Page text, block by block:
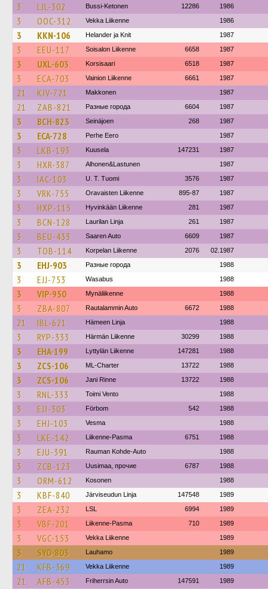
3 LJL-302 Bussi-Ketonen 12286 1986
3 OOC-312 Vekka Liikenne 1986
3 KKN-106 Helander ja Knit 1987
3 EEU-117 Soisalon Liikenne 6658 1987
3 UXL-603 Korsisaari 6518 1987
3 ECA-703 Vainion Liikenne 6661 1987
21 KJV-721 Makkonen 1987
21 ZAB-821 Разные города 6604 1987
3 BCH-823 Seinäjoen 268 1987
3 ECA-728 Perhe Eero 1987
3 LKB-193 Kuusela 147231 1987
3 HXR-387 Alhonen&Lastunen 1987
3 IAC-103 U. T. Tuomi 3576 1987
3 VRK-755 Oravaisten Liikenne 895-87 1987
3 HXP-115 Hyvinkään Liikenne 281 1987
3 BCN-128 Laurilan Linja 261 1987
3 BEU-433 Saaren Auto 6609 1987
3 TOB-114 Korpelan Liikenne 2076 02.1987
3 EHJ-903 Разные города 1988
3 EJJ-753 Wasabus 1988
3 VIP-950 Mynäliikenne 1988
3 ZBA-807 Rautalammin Auto 6672 1988
21 IBL-621 Hämeen Linja 1988
3 RYP-333 Härmän Liikenne 30299 1988
3 EHA-199 Lyttylän Liikenne 147281 1988
3 ZCS-106 ML-Charter 13722 1988
3 ZCS-106 Jani Rinne 13722 1988
3 RNL-333 Toimi Vento 1988
3 EJJ-303 Förbom 542 1988
3 EHJ-103 Vesma 1988
3 LKE-142 Liikenne-Pasma 6751 1988
3 EJU-391 Rauman Kohde-Auto 1988
3 ZCB-123 Uusimaa, прочие 6787 1988
3 ORM-612 Kosonen 1988
3 KBF-840 Järviseudun Linja 147548 1989
3 ZEA-232 LSL 6994 1989
3 VBF-201 Liikenne-Pasma 710 1989
3 VGC-153 Vekka Liikenne 1989
3 SYO-803 Lauhamo 1989
21 KFB-369 Vekka Liikenne 1989
21 AFB-453 Friherrsin Auto 147591 1989